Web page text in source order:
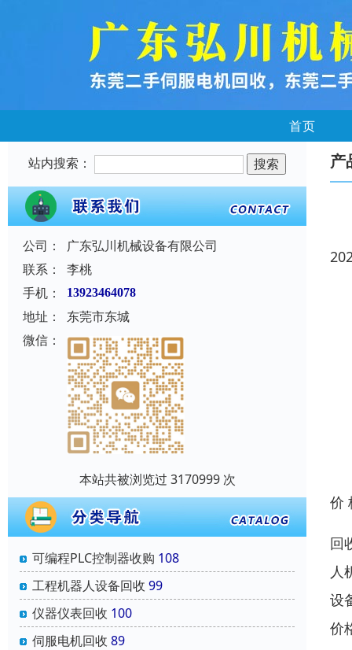
首页
站内搜索：
公司：
广东弘川机械设备有限公司
联系：
李桃
手机：
13923464078
地址：
东莞市东城
微信：
本站共被浏览过 3170999 次
可编程PLC控制器收购 108
工程机器人设备回收 99
仪器仪表回收 100
伺服电机回收 89
产
价
回
人
设
价